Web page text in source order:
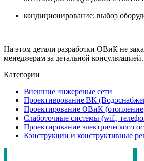
кондиционирование: выбор
На этом детали разработки ОВиК не
менеджерам за детальной консультацией.
Категории
Внешние инжереные сети
Проективрование ВК
Проектирование ОВиК
Слаботочные системы (wifi,
Проектирование электрического
Конструкции и конструктивные